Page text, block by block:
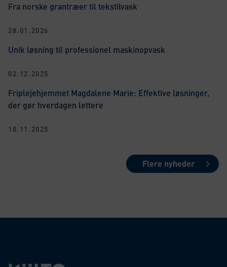
28.01.2026
Fra norske grantræer til tekstilvask
02.12.2025
Unik løsning til professionel maskinopvask
18.11.2025
Friplejehjemmet Magdalene Marie: Effektive løsninger,
der gør hverdagen lettere
Flere nyheder